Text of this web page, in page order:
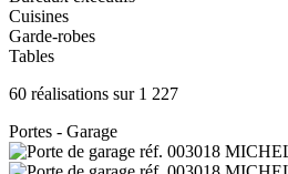
Cuisines
Garde-robes
Tables
60 réalisations sur 1 227
Portes - Garage